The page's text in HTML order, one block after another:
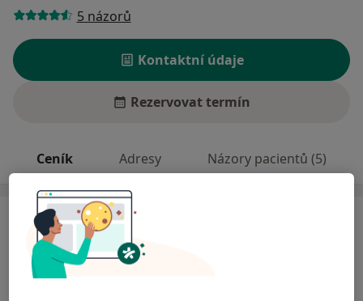
5 názorů
Kontaktní údaje
Rezervovat termín
Ceník Adresy Názory pacientů (5)
Ceník
Informace o službách a cenách nejsou k dispozici
Tento specialista ještě nepřidával žádné informace o